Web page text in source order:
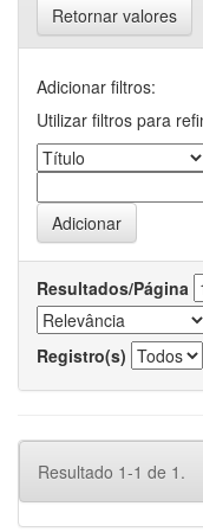
Retornar valores
Adicionar filtros:
Utilizar filtros para
Resultados/Página
Registro(s)
Resultado 1-1 de 1.